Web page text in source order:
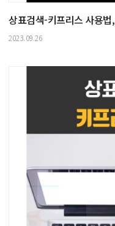
상표검색-키프리스 사용
2023.09.26